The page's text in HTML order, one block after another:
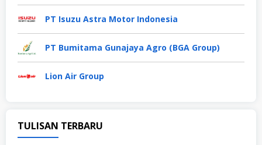
PT Isuzu Astra Motor Indonesia
PT Bumitama Gunajaya Agro (BGA Group)
Lion Air Group
TULISAN TERBARU